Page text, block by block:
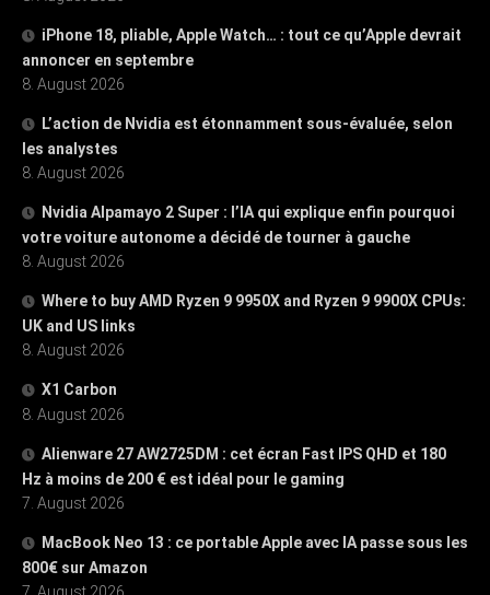
iPhone 18, pliable, Apple Watch… : tout ce qu’Apple devrait
annoncer en septembre
8. August 2026
L’action de Nvidia est étonnamment sous-évaluée, selon
les analystes
8. August 2026
Nvidia Alpamayo 2 Super : l’IA qui explique enfin pourquoi
votre voiture autonome a décidé de tourner à gauche
8. August 2026
Where to buy AMD Ryzen 9 9950X and Ryzen 9 9900X CPUs:
UK and US links
8. August 2026
X1 Carbon
8. August 2026
Alienware 27 AW2725DM : cet écran Fast IPS QHD et 180
Hz à moins de 200 € est idéal pour le gaming
7. August 2026
MacBook Neo 13 : ce portable Apple avec IA passe sous les
800€ sur Amazon
7. August 2026